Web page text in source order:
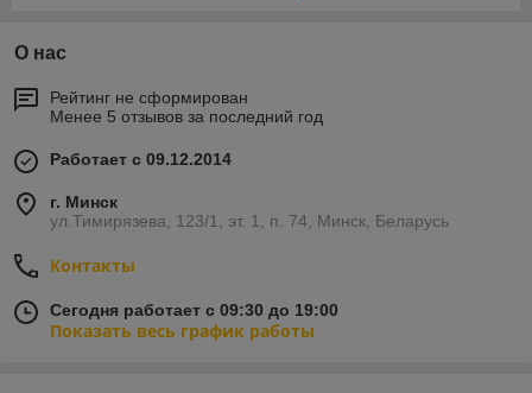
О нас
Рейтинг не сформирован
Менее 5 отзывов за последний год
Работает с 09.12.2014
г. Минск
ул.Тимирязева, 123/1, эт. 1, п. 74, Минск, Беларусь
Контакты
Сегодня работает с 09:30 до 19:00
Показать весь график работы